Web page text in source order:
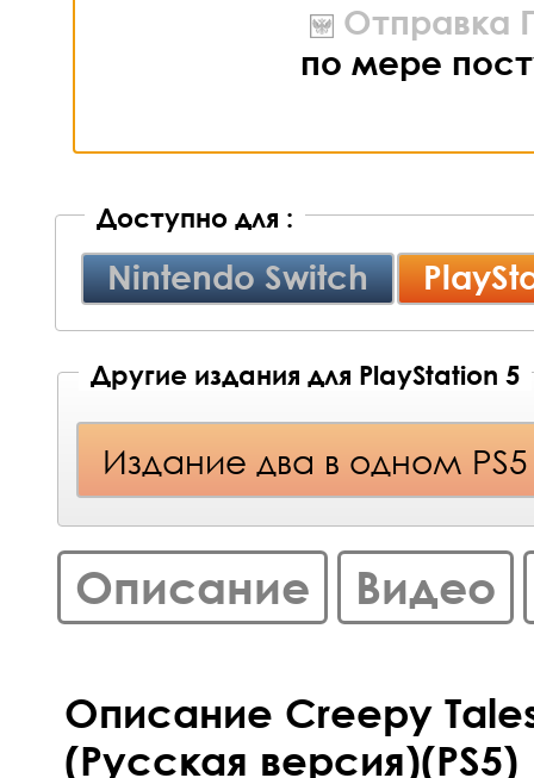
Отправка
по мере
Доступно для :
Nintendo Switch
Другие издания для PlayStation 5
Издание два в одном PS5
Описание Видео
Описание Creepy
(Русская версия)(PS5)